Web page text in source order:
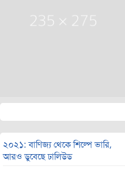
২০২১: বাণিজ্য থেকে শিল্পে ভারি,
আরও ডুবেছে ঢালিউড